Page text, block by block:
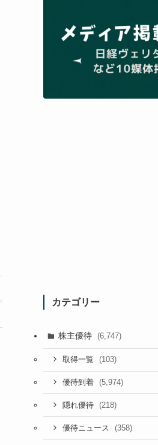
カテゴリー
株主優待 (6,747)
取得一覧 (103)
優待到着 (5,974)
隠れ優待 (218)
優待ニュース (358)